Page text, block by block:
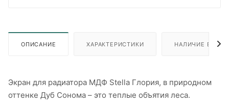
ОПИСАНИЕ ХАРАКТЕРИСТИКИ НАЛИЧИЕ В
Экран для радиатора МДФ Stella Глория, в природном
оттенке Дуб Сонома – это теплые объятия леса.